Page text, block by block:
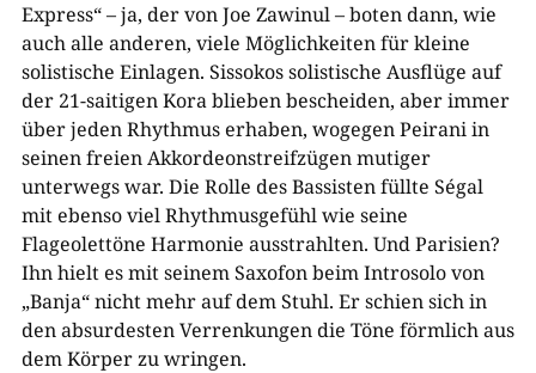
Express“ – ja, der von Joe Zawinul – boten dann, wie
auch alle anderen, viele Möglichkeiten für kleine
solistische Einlagen. Sissokos solistische Ausflüge auf
der 21-saitigen Kora blieben bescheiden, aber immer
über jeden Rhythmus erhaben, wogegen Peirani in
seinen freien Akkordeonstreifzügen mutiger
unterwegs war. Die Rolle des Bassisten füllte Ségal
mit ebenso viel Rhythmusgefühl wie seine
Flageolettöne Harmonie ausstrahlten. Und Parisien?
Ihn hielt es mit seinem Saxofon beim Introsolo von
„Banja“ nicht mehr auf dem Stuhl. Er schien sich in
den absurdesten Verrenkungen die Töne förmlich aus
dem Körper zu wringen.